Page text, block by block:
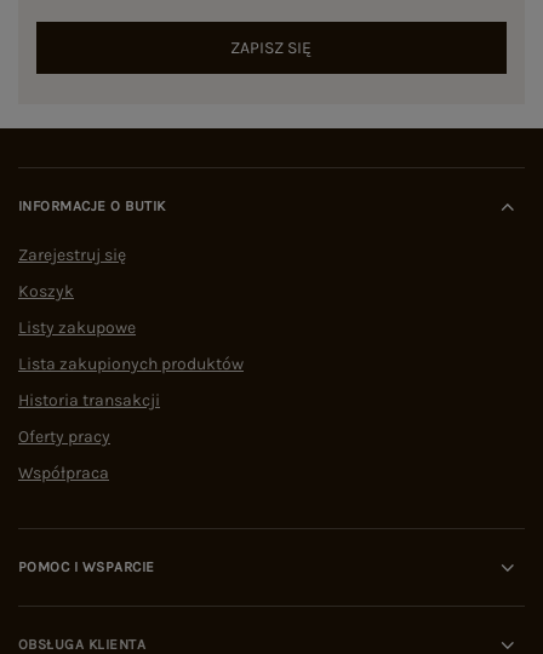
ZAPISZ SIĘ
INFORMACJE O BUTIK
Zarejestruj się
Koszyk
Listy zakupowe
Lista zakupionych produktów
Historia transakcji
Oferty pracy
Współpraca
POMOC I WSPARCIE
OBSŁUGA KLIENTA